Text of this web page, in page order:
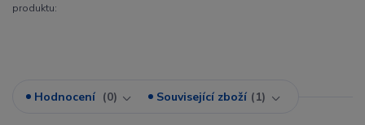
produktu:
Hodnocení 0 Související zboží 1